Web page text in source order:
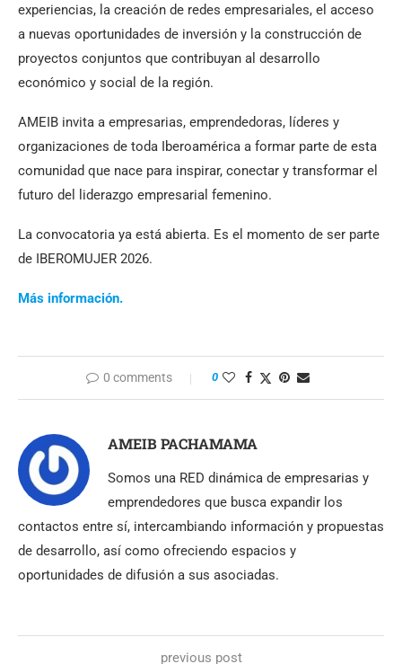
experiencias, la creación de redes empresariales, el acceso
a nuevas oportunidades de inversión y la construcción de
proyectos conjuntos que contribuyan al desarrollo
económico y social de la región.
AMEIB invita a empresarias, emprendedoras, líderes y
organizaciones de toda Iberoamérica a formar parte de esta
comunidad que nace para inspirar, conectar y transformar el
futuro del liderazgo empresarial femenino.
La convocatoria ya está abierta. Es el momento de ser parte
de IBEROMUJER 2026.
Más información.
0 comments 0
AMEIB PACHAMAMA
Somos una RED dinámica de empresarias y
emprendedores que busca expandir los
contactos entre sí, intercambiando información y propuestas
de desarrollo, así como ofreciendo espacios y
oportunidades de difusión a sus asociadas.
previous post